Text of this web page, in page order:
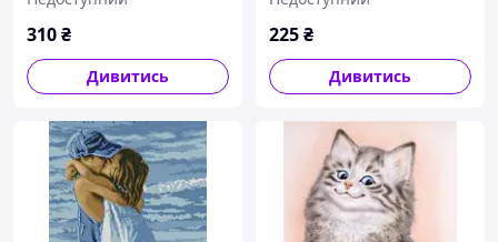
310₴
Дивитись
225₴
Дивитись